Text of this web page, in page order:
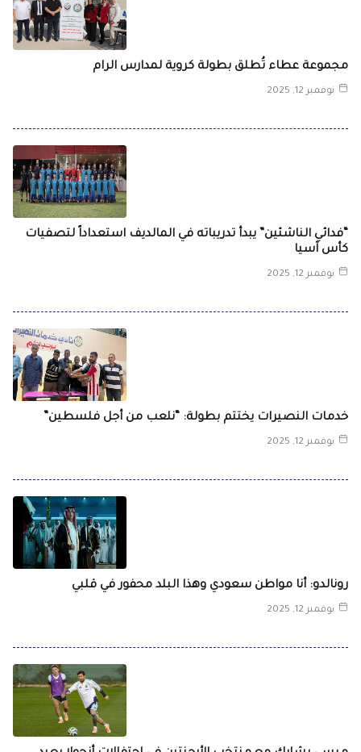
مجموعة عطاء تُطلق بطولة كروية لمدارس الرام
نوفمبر 12, 2025
“فدائي الناشئين” يبدأ تدريباته في المالديف استعداداً لتصفيات
كأس آسيا
نوفمبر 12, 2025
خدمات النصيرات يختتم بطولة: “نلعب من أجل فلسطين”
نوفمبر 12, 2025
رونالدو: أنا مواطن سعودي وهذا البلد محفور في قلبي
نوفمبر 12, 2025